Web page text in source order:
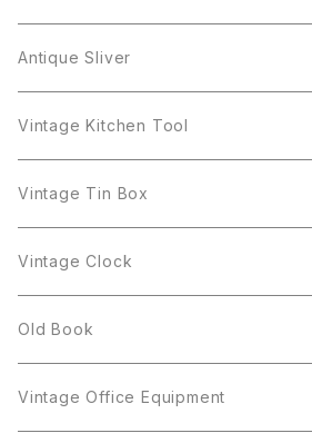
Gerry's
Giovanni
GOLD CROWN
Kramer
JJ
Sarah Coventry
Danecraft
Gerry's
Giovanni
GOLD CROWN
JJ
Kramer
植物モチーフ
BSK
STAR
Sarah Coventry
STAR
Trifari
Mag Cup
Vase
Plate
Figgjo
BILTONS
Spoon
Silver
BILTONS
iittala
Luminarc
arcoroc
arcopal
Antique Sliver
Pot
Milk Pot
Spoon
cup
Vintage Kitchen Tool
Vintage Tin Box
Vintage Clock
Old Book
Vintage Office Equipment